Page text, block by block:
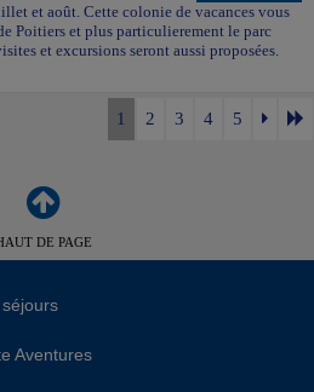
et août. Cette colonie de vacances vous
Poitiers et plus particulierement le parc
et excursions seront aussi proposées.
1 2 3 4 5
DE PAGE
Aventures